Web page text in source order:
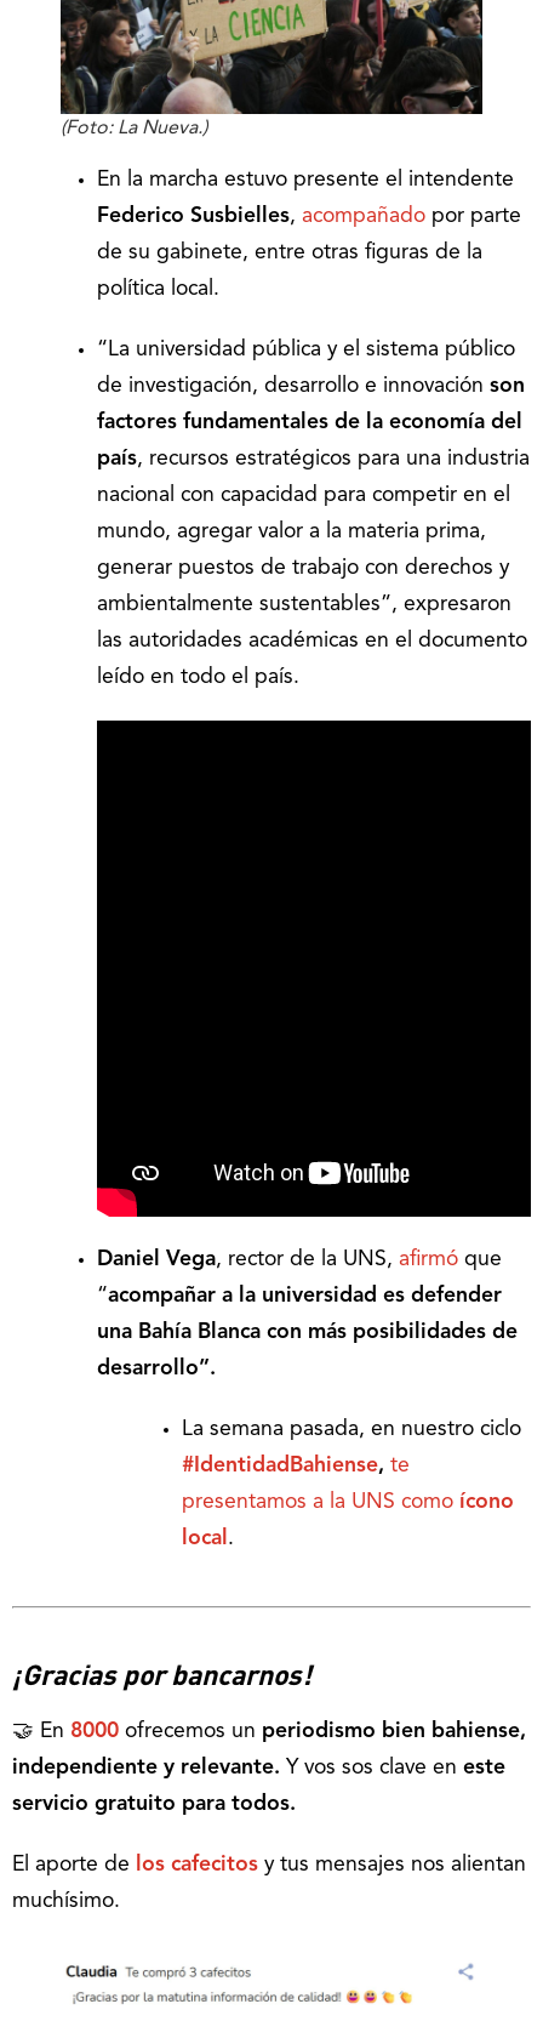
(Foto: La Nueva.)
En la marcha estuvo presente el intendente
Federico Susbielles, acompañado por parte
de su gabinete, entre otras figuras de la
política local.
“La universidad pública y el sistema público
de investigación, desarrollo e innovación son
factores fundamentales de la economía del
país, recursos estratégicos para una industria
nacional con capacidad para competir en el
mundo, agregar valor a la materia prima,
generar puestos de trabajo con derechos y
ambientalmente sustentables”, expresaron
las autoridades académicas en el documento
leído en todo el país.
Daniel Vega, rector de la UNS, afirmó que
“acompañar a la universidad es defender
una Bahía Blanca con más posibilidades de
desarrollo”.
La semana pasada, en nuestro ciclo
#IdentidadBahiense, te
presentamos a la UNS como ícono
local .
¡Gracias por bancarnos!
🤝 En 8000 ofrecemos un periodismo bien bahiense,
independiente y relevante. Y vos sos clave en este
servicio gratuito para todos.
El aporte de los cafecitos y tus mensajes nos alientan
muchísimo.